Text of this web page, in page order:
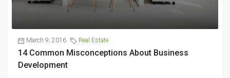
March 9, 2016 Real Estate
14 Common Misconceptions About Business
Development